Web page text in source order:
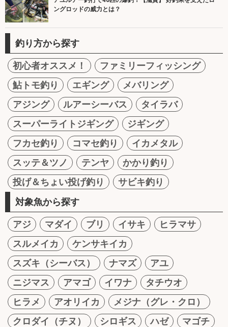
ングロッドの威力とは？
釣り方から探す
初心者オススメ！
ファミリーフィッシング
鮎トモ釣り
エギング
メバリング
アジング
ルアーシーバス
タイラバ
スーパーライトジギング
ジギング
フカセ釣り
コマセ釣り
イカメタル
スッテ＆ツノ
テンヤ
かかり釣り
投げ＆ちょい投げ釣り
サビキ釣り
対象魚から探す
アジ マダイ ブリ イサキ
ヒラマサ
スルメイカ
ケンサキイカ
スズキ（シーバス）
ナマズ
アユ
ニジマス
アマゴ イワナ
タチウオ
ヒラメ
アオリイカ
メジナ（グレ・クロ）
クロダイ（チヌ）
シロギス ハゼ
マゴチ